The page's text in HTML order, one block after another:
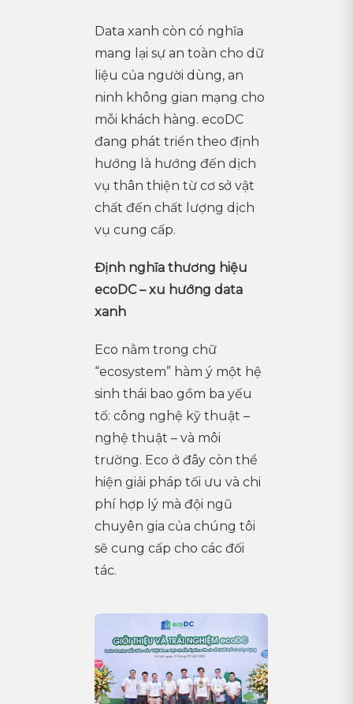
Data xanh còn có nghĩa
mang lại sự an toàn cho dữ
liệu của người dùng, an
ninh không gian mạng cho
mỗi khách hàng. ecoDC
đang phát triển theo định
hướng là hướng đến dịch
vụ thân thiện từ cơ sở vật
chất đến chất lượng dịch
vụ cung cấp.
Định nghĩa thương hiệu
ecoDC – xu hướng data
xanh
Eco nằm trong chữ
“ecosystem” hàm ý một hệ
sinh thái bao gồm ba yếu
tố: công nghệ kỹ thuật –
nghệ thuật – và môi
trường. Eco ở đây còn thể
hiện giải pháp tối ưu và chi
phí hợp lý mà đội ngũ
chuyên gia của chúng tôi
sẽ cung cấp cho các đối
tác.